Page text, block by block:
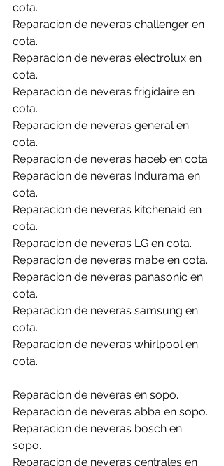
cota.
Reparacion de neveras challenger en
cota.
Reparacion de neveras electrolux en
cota.
Reparacion de neveras frigidaire en
cota.
Reparacion de neveras general en
cota.
Reparacion de neveras haceb en cota.
Reparacion de neveras Indurama en
cota.
Reparacion de neveras kitchenaid en
cota.
Reparacion de neveras LG en cota.
Reparacion de neveras mabe en cota.
Reparacion de neveras panasonic en
cota.
Reparacion de neveras samsung en
cota.
Reparacion de neveras whirlpool en
cota.
Reparacion de neveras en sopo.
Reparacion de neveras abba en sopo.
Reparacion de neveras bosch en
sopo.
Reparacion de neveras centrales en